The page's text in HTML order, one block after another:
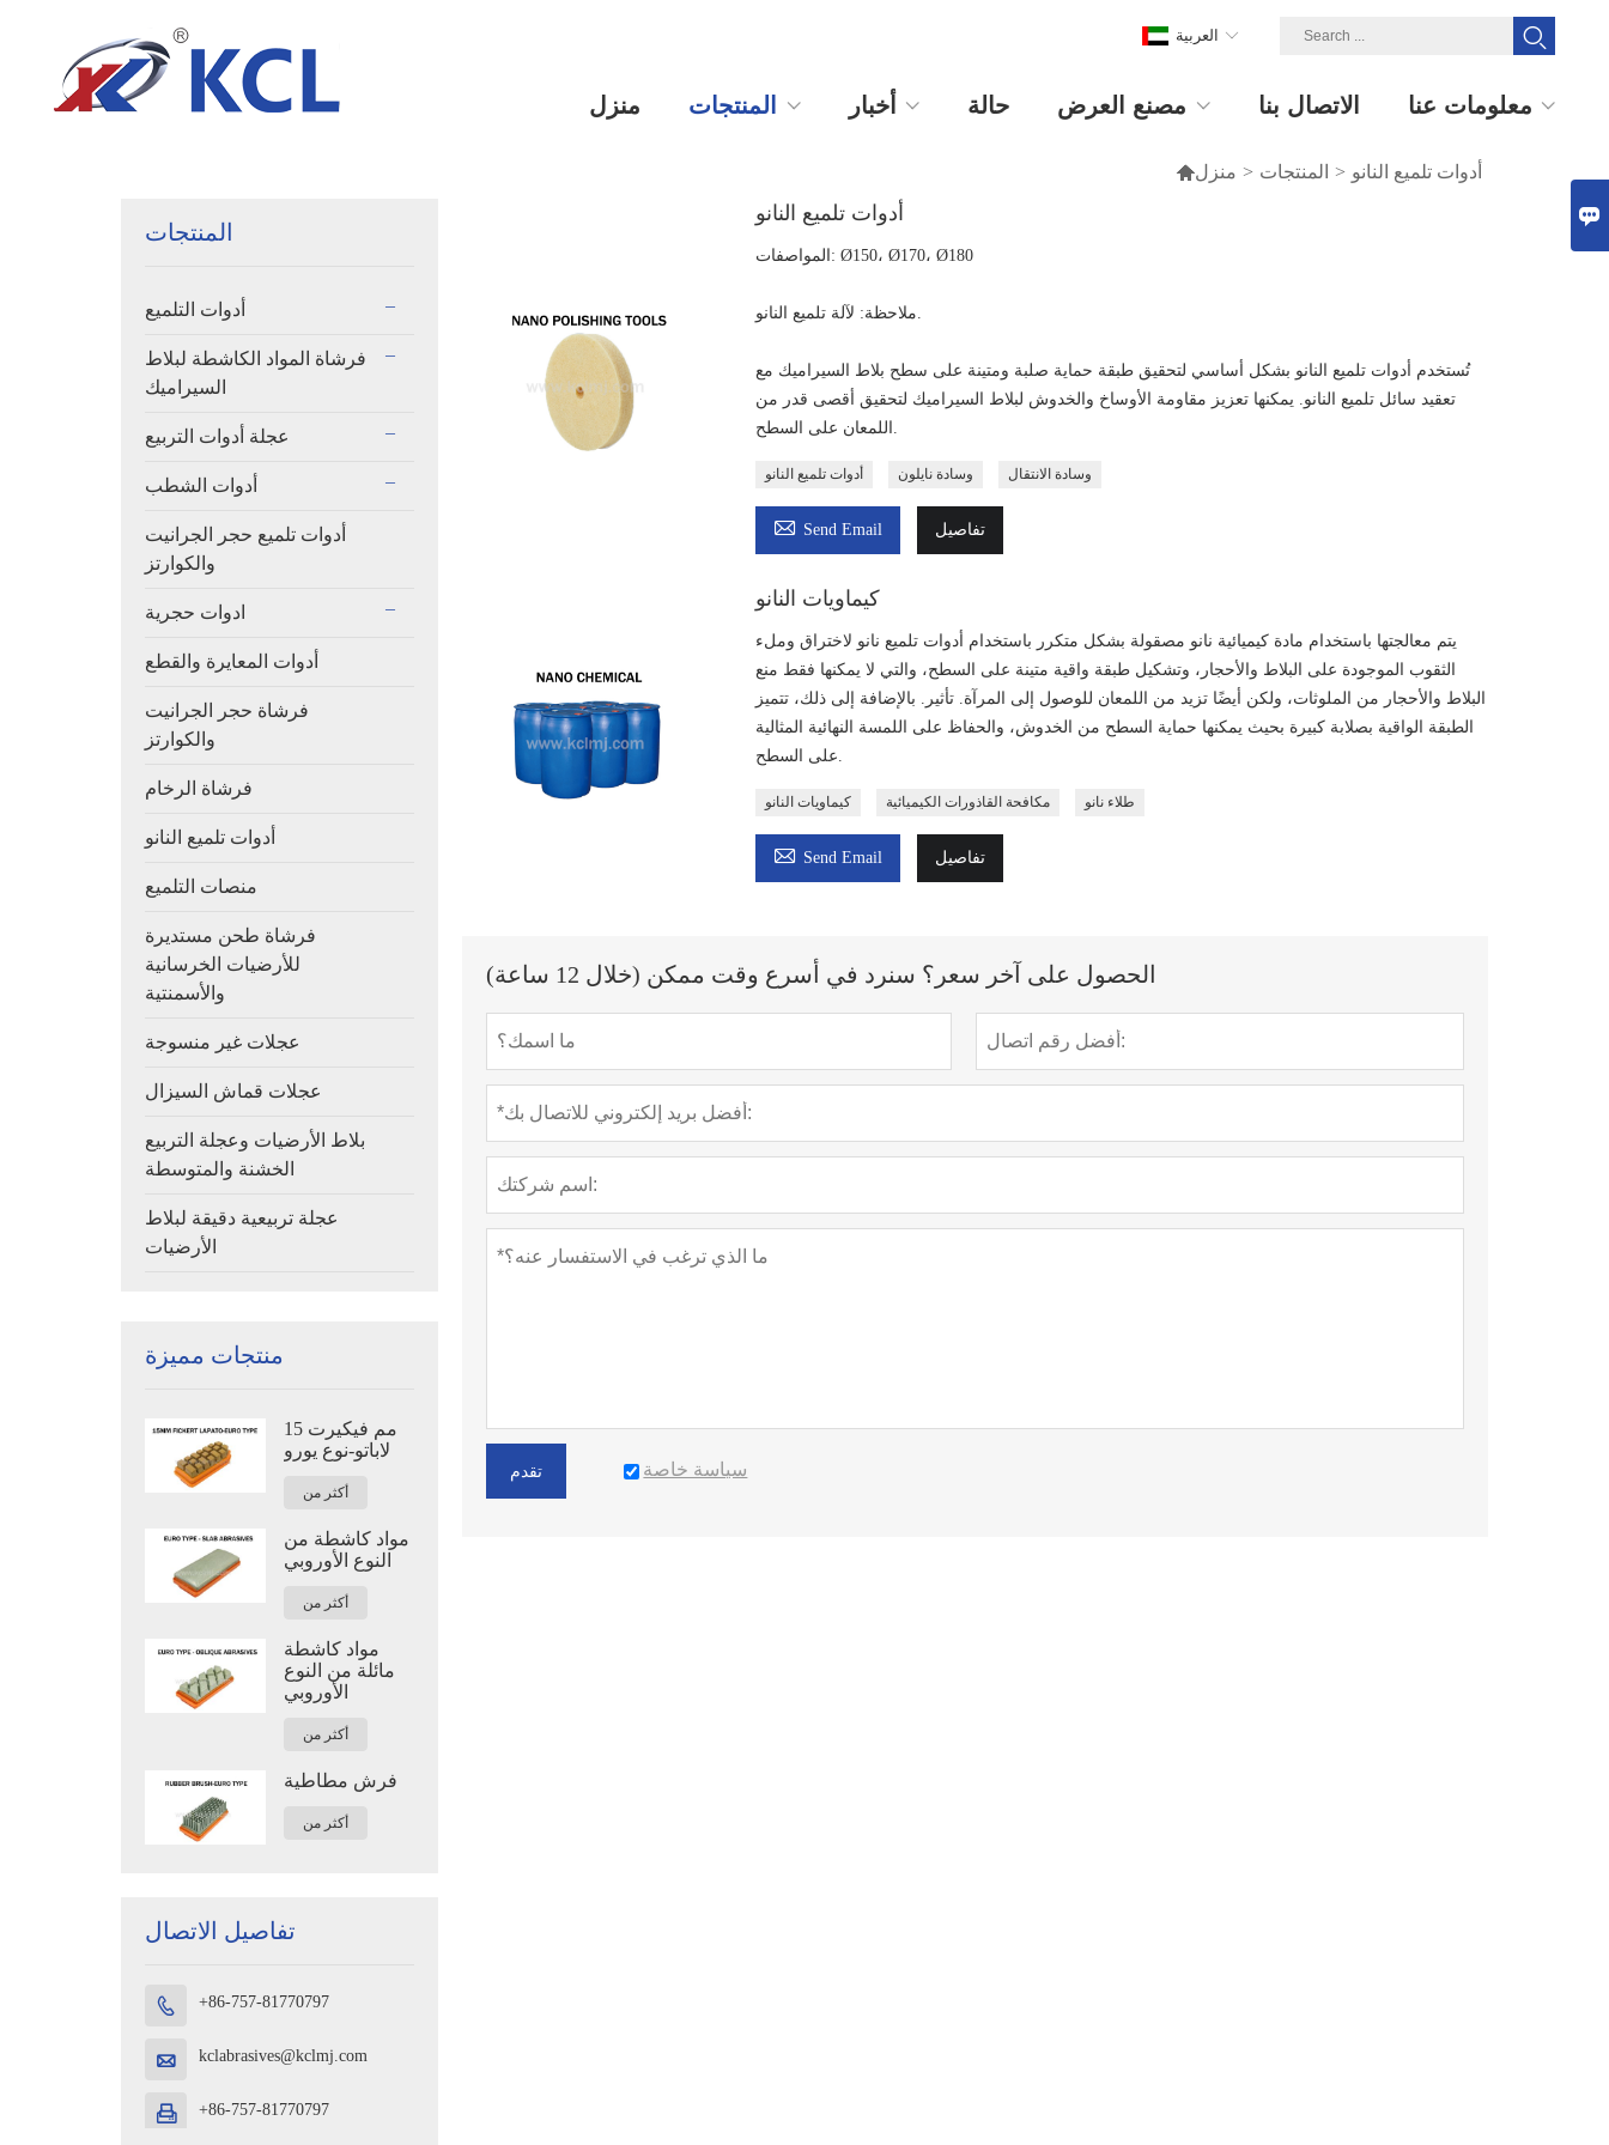
منزل المنتجات أخبار حالة مصنع العرض الاتصال بنا معلومات عنا
العربية
منزل > المنتجات > أدوات تلميع النانو
المنتجات
أدوات التلميع
فرشاة المواد الكاشطة لبلاط
السيراميك
عجلة أدوات التربيع
أدوات الشطب
أدوات تلميع حجر الجرانيت
والكوارتز
ادوات حجرية
أدوات المعايرة والقطع
فرشاة حجر الجرانيت
والكوارتز
فرشاة الرخام
أدوات تلميع النانو
منصات التلميع
فرشاة طحن مستديرة
للأرضيات الخرسانية
والأسمنتية
عجلات غير منسوجة
عجلات قماش السيزال
بلاط الأرضيات وعجلة التربيع
الخشنة والمتوسطة
عجلة تربيعية دقيقة لبلاط
الأرضيات
منتجات مميزة
15 مم فيكيرت
لاباتو-نوع يورو
أكثر من
مواد كاشطة من
النوع الأوروبي
أكثر من
مواد كاشطة
مائلة من النوع
الأوروبي
أكثر من
فرش مطاطية
أكثر من
تفاصيل الاتصال
 +86-757-81770797
 kclabrasives@kclmj.com
 +86-757-81770797
أدوات تلميع النانو
المواصفات: Ø150، Ø170، Ø180
ملاحظة: لآلة تلميع النانو.
تُستخدم أدوات تلميع النانو بشكل أساسي لتحقيق طبقة حماية صلبة ومتينة على سطح بلاط السيراميك مع
تعقيد سائل تلميع النانو. يمكنها تعزيز مقاومة الأوساخ والخدوش لبلاط السيراميك لتحقيق أقصى قدر من
اللمعان على السطح.
أدوات تلميع النانو وسادة نايلون وسادة الانتقال
 Send Email تفاصيل
كيماويات النانو
يتم معالجتها باستخدام مادة كيميائية نانو مصقولة بشكل متكرر باستخدام أدوات تلميع نانو لاختراق وملء
الثقوب الموجودة على البلاط والأحجار، وتشكيل طبقة واقية متينة على السطح، والتي لا يمكنها فقط منع
البلاط والأحجار من الملوثات، ولكن أيضًا تزيد من اللمعان للوصول إلى المرآة. تأثير. بالإضافة إلى ذلك، تتميز
الطبقة الواقية بصلابة كبيرة بحيث يمكنها حماية السطح من الخدوش، والحفاظ على اللمسة النهائية المثالية
على السطح.
كيماويات النانو مكافحة القاذورات الكيميائية طلاء نانو
 Send Email تفاصيل
الحصول على آخر سعر؟ سنرد في أسرع وقت ممكن (خلال 12 ساعة)
تقدم سياسة خاصة
